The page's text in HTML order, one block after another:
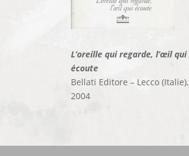
L’oreille qui regarde, l’œil qui
écoute
Bellati Editore – Lecco (Italie),
2004